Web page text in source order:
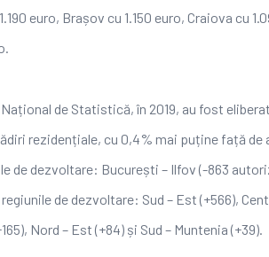
euro, Brașov cu 1.150 euro, Craiova cu
de Statistică, în 2019, au fost
rezidențiale, cu 0,4% mai puține față de
de dezvoltare: București – Ilfov (-863
de dezvoltare: Sud – Est (+566),
Nord – Est (+84) și Sud – Muntenia (+39).